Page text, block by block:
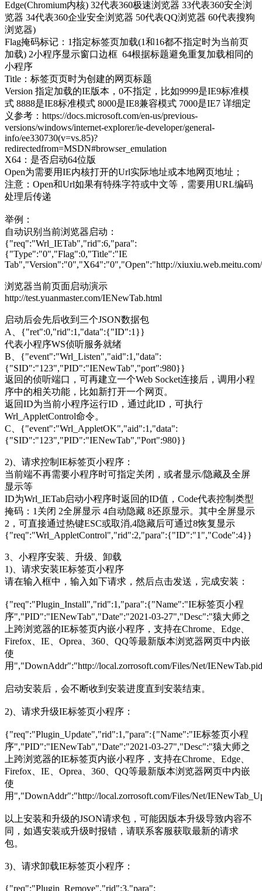
Edge(Chromium内核) 32代表360极速浏览器 33代表360安全浏
览器 34代表360企业安全浏览器 50代表QQ浏览器 60代表搜狗
浏览器)
Flag掩码标记：1指定标签页加载(1和16都不指定时为当前页
加载) 2小程序显示窗口边框 64根据标题避免重复加载相同的
小程序
Title：标签页页时为创建的网页标题
Version 指定加载的IE版本，0不指定，比如9999是IE9标准模
式 8888是IE8标准模式 8000是IE8兼容模式 7000是IE7 详细定
义参考：https://docs.microsoft.com/en-us/previous-
versions/windows/internet-explorer/ie-developer/general-
info/ee330730(v=vs.85)?
redirectedfrom=MSDN#browser_emulation
X64：是否启动64位版
Open为需要用IE内核打开的Url实际地址或本地网页地址；
注意：Open和Url如果有特殊字符或中文等，需要用URL编码
处理后传递
举例：
自动识别当前浏览器启动：
{"req":"Wrl_IETab","rid":6,"para":
{"Type":"0","Flag":0,"Title":"IE
Tab","Version":"0","X64":"0","Open":"http://
浏览器当前页面启动演示
http://test.yuanmaster.com/IENewTab.html
启动后会先后收到三个JSON数据包
A、{"ret":0,"rid":1,"data":{"ID":1}}
代表小程序WS侦听服务就绪
B、{"event":"Wrl_Listen","aid":1,"data":
{"SID":"123","PID":"IENewTab","port":980}}
返回的侦听端口，可再建立一个Web Socket连接后，调用小程
序中的相关功能，比如新打开一个网页。
返回ID为当前小程序运行ID，通过此ID，可执行
Wrl_AppletControl命令。
C、{"event":"Wrl_AppletOK","aid":1,"data":
{"SID":"123","PID":"IENewTab","Port":980}}
2)、请求控制IE标签页小程序：
当前端不再需要小程序时可指定关闭，或者显示/隐藏及全屏
显示等
ID为Wrl_IETab启动小程序时返回的ID值，Code代表控制类型
掩码：1关闭 2全屏显示 4自动隐藏 8还原显示。其中全屏显示
2，可直接通过热键ESC或取消,4隐藏后可通过8恢复显示
{"req":"Wrl_AppletControl","rid":2,"para":{"ID":"1","Code":4}}
3、小程序安装、升级、卸载
1)、请求安装IE标签页小程序
请在输入框中，输入如下请求，然后点击发送，完成安装：
{"req":"Plugin_Install","rid":1,"para":{"Name":"IE标签页小程
序","PID":"IENewTab","Date":"2021-03-27","Desc":"猿大师之
上跨浏览器的IE标签页内嵌小程序，支持在Chrome、Edge、
Firefox、IE、Oprea、360、QQ等最新版本浏览器网页中内嵌
使
用","DownAddr":"http://local.zorrosoft.com/Files/Net/
启动安装后，会不断收到安装进度直到安装结束。
2)、请求升级IE标签页小程序：
{"req":"Plugin_Update","rid":1,"para":{"Name":"IE标签页小程
序","PID":"IENewTab","Date":"2021-03-27","Desc":"猿大师之
上跨浏览器的IE标签页内嵌小程序，支持在Chrome、Edge、
Firefox、IE、Oprea、360、QQ等最新版本浏览器网页中内嵌
使
用","DownAddr":"http://local.zorrosoft.com/Files/Net/
以上安装和升级的JSON请求包，可能因版本升级导致内容不
同，如遇安装或升级时报错，请联系客服获取最新的请求
包。
3)、请求卸载IE标签页小程序：
{"req":"Plugin_Remove","rid":3,"para":